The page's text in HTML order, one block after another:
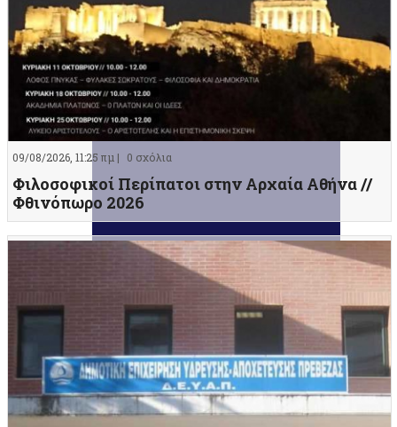
09/08/2026, 11:25 πμ | 0 σχόλια
Φιλοσοφικοί Περίπατοι στην Αρχαία Αθήνα //
Φθινόπωρο 2026